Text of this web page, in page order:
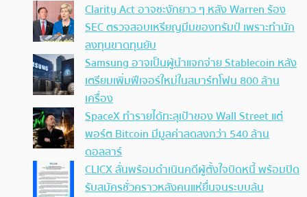
Clarity Act อาจชะงักยาว ๆ หลัง Warren ร้อง
SEC ตรวจสอบเหรียญมีมของทรัมป์ เพราะทำนัก
ลงทุนขาดทุนยับ
Samsung อาจเป็นผู้นำแจกจ่าย Stablecoin หลัง
เตรียมเพิ่มฟีเจอร์ใหม่ในสมาร์ทโฟน 800 ล้าน
เครื่อง
SpaceX ทำรายได้ทะลุเป้าของ Wall Street แต่
พอร์ต Bitcoin มีมูลค่าลดลงกว่า 540 ล้าน
ดอลลาร์
CLICX ลั่นพร้อมดำเนินคดีผู้ตั้งใจบิดหนี้ พร้อมปิด
รับสมัครชั่วคราวหลังคนแห่ยื่นจนระบบล้น